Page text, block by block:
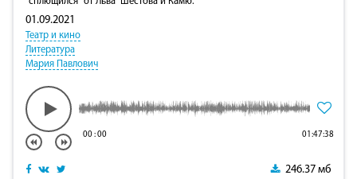
01.09.2021
Театр и кино
Литература
Мария Павлович
00:00 01:47:38
246.37 мб